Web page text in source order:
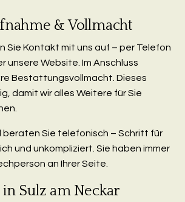
& Vollmacht
Sie Kontakt mit uns auf – per Telefon
unsere Website. Im Anschluss
Bestattungsvollmacht. Dieses
damit wir alles Weitere für Sie
beraten Sie telefonisch – Schritt für
und unkompliziert. Sie haben immer
an Ihrer Seite.
Sulz am Neckar